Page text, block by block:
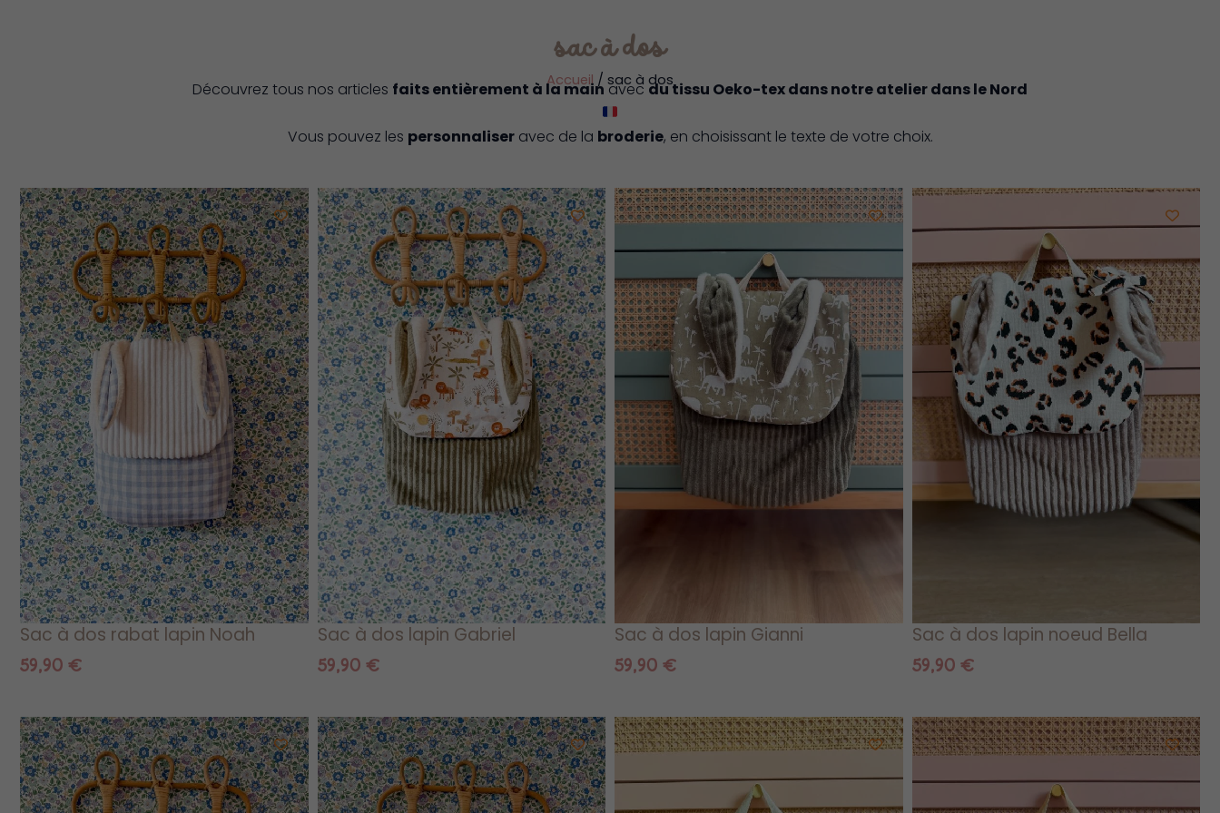
sac à dos
Accueil / sac à dos
Découvrez tous nos articles faits entièrement à la main avec du tissu Oeko-tex dans notre atelier dans le Nord
Vous pouvez les personnaliseravec de la broderie, en choisissant le texte de votre choix.
Sac à dos rabat lapin Noah
59,90 €
Sac à dos lapin Gabriel
59,90 €
Sac à dos lapin Gianni
59,90 €
Sac à dos lapin noeud Bella
59,90 €